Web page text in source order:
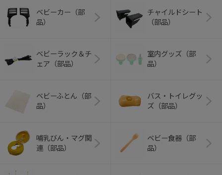
ベビーカー（部
品）
チャイルドシート
（部品）
ベビーラック＆チ
ェア（部品）
室内グッズ（部
品）
ベビーふとん（部
品）
バス・トイレグッ
ズ（部品）
哺乳びん・マグ関
連（部品）
ベビー食器（部
品）